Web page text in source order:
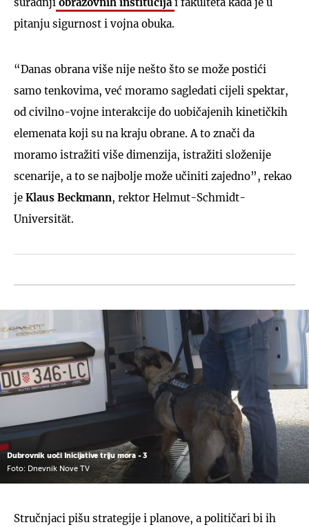
pitanju sigurnost i vojna obuka.
“Danas obrana više nije nešto što se može postići
samo tenkovima, već moramo sagledati cijeli spektar,
od civilno-vojne interakcije do uobičajenih kinetičkih
elemenata koji su na kraju obrane. A to znači da
moramo istražiti više dimenzija, istražiti složenije
scenarije, a to se najbolje može učiniti zajedno”, rekao
je Klaus Beckmann, rektor Helmut-Schmidt-
Universität.
Dubrovnik uoči Inicijative triju mora - 3
Foto: Dnevnik Nove TV
Stručnjaci pišu strategije i planove, a političari bi ih